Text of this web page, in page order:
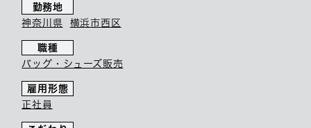
勤務地
神奈川県
横浜市西区
職種
バッグ・シューズ販売
雇用形態
正社員